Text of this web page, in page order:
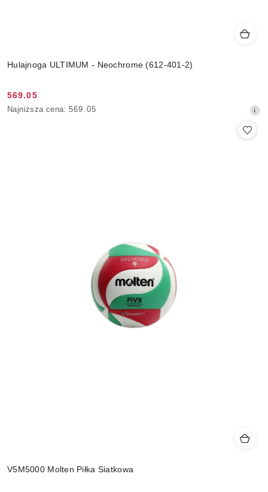
Hulajnoga ULTIMUM - Neochrome (612-401-2)
Cena
promocyjna:
569.05
Najniższa
Najniższa cena: 569.05
V5M5000 Molten Piłka Siatkowa